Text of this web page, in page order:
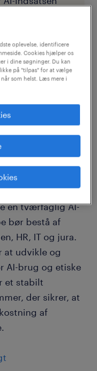
fundament
I etablerer de
for en
tillid i
en tværfaglig AI-
bør bestå af
HR, IT og jura.
at udvikle og
AI-brug og etiske
et stabilt
der sikrer, at
af
oplevelse, identificere
Cookies hjælper os
i dine søgninger. Du kan
på "tilpas" for at vælge
som helst. Læs mere i